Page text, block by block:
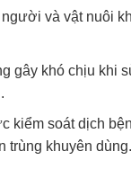
và vật nuôi
gây khó chịu khi
kiểm soát dịch
trùng khuyên dùng.